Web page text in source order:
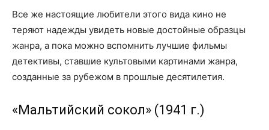
Все же настоящие любители этого вида кино не
теряют надежды увидеть новые достойные образцы
жанра, а пока можно вспомнить лучшие фильмы
детективы, ставшие культовыми картинами жанра,
созданные за рубежом в прошлые десятилетия.
«Мальтийский сокол» (1941 г.)